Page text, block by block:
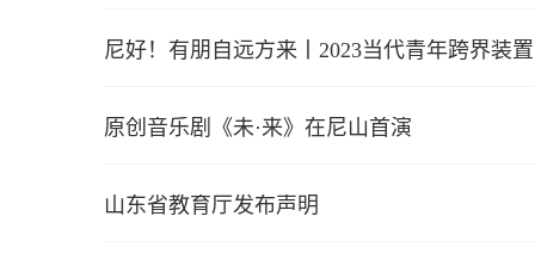
尼好！有朋自远方来丨2023当代青年跨界装
原创音乐剧《未·来》在尼山首演
山东省教育厅发布声明